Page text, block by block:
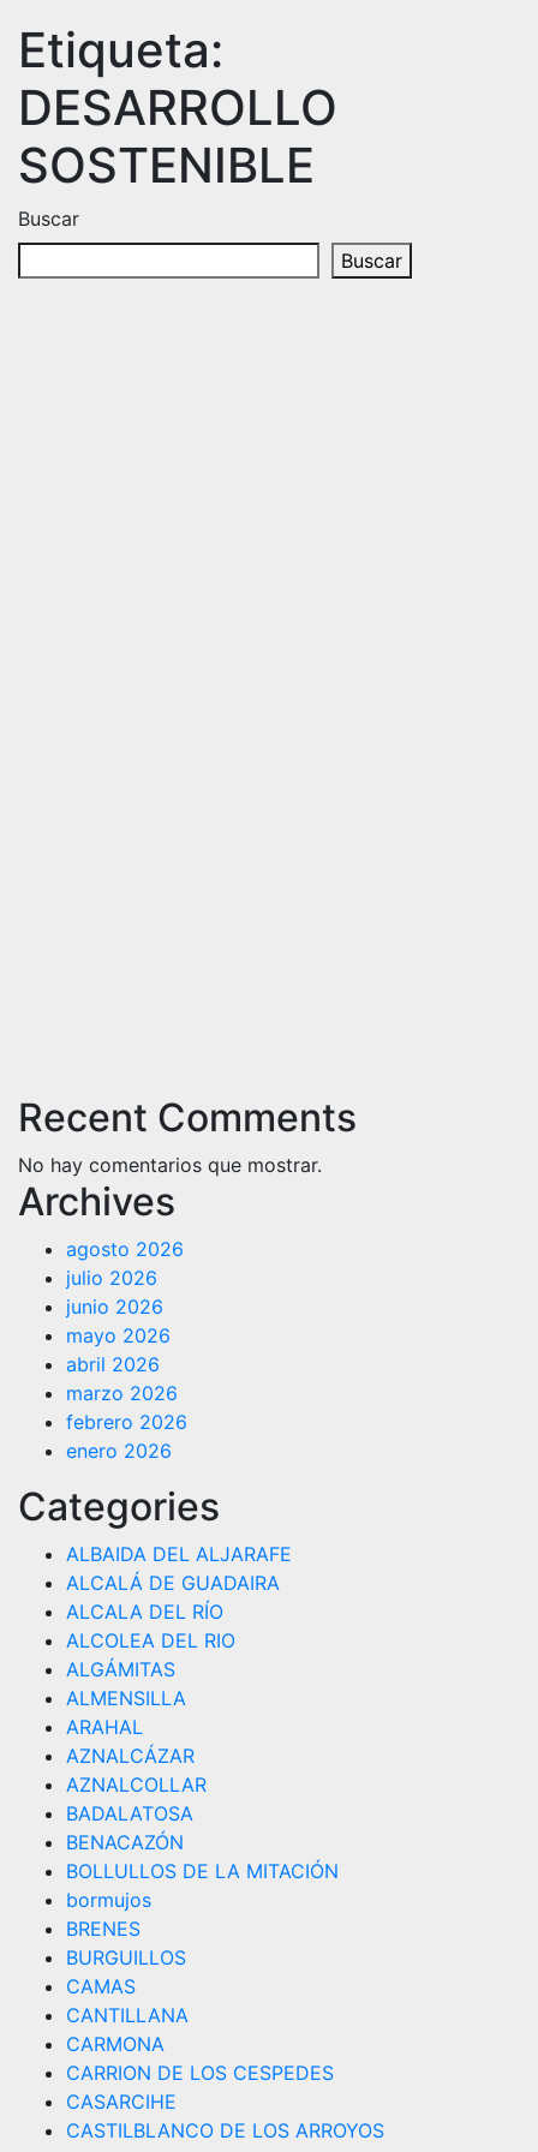
Etiqueta:
DESARROLLO
SOSTENIBLE
Buscar
Buscar
Recent Comments
No hay comentarios que mostrar.
Archives
agosto 2026
julio 2026
junio 2026
mayo 2026
abril 2026
marzo 2026
febrero 2026
enero 2026
Categories
ALBAIDA DEL ALJARAFE
ALCALÁ DE GUADAIRA
ALCALA DEL RÍO
ALCOLEA DEL RIO
ALGÁMITAS
ALMENSILLA
ARAHAL
AZNALCÁZAR
AZNALCOLLAR
BADALATOSA
BENACAZÓN
BOLLULLOS DE LA MITACIÓN
bormujos
BRENES
BURGUILLOS
CAMAS
CANTILLANA
CARMONA
CARRION DE LOS CESPEDES
CASARCIHE
CASTILBLANCO DE LOS ARROYOS